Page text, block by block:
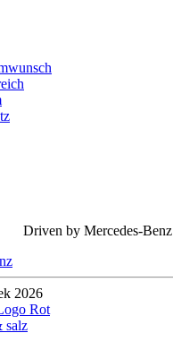
Driven by Mercedes-Benz
2026
salz